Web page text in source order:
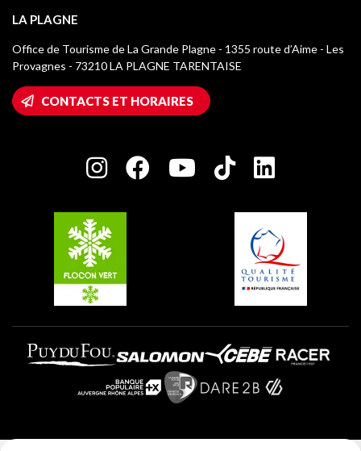
Taxe de séjour
Médiathèque
Logos La Plagne
Accès Wifi
Maison des Propriétaires
Charte des Acteurs Engagés
Champagny-en-Vanoise
Montchavin - Les Coches
Plagne 1800
Plagne Villages
Plagne Aime 2000
LA PLAGNE
Office de Tourisme de La Grande Plagne - 1355 route d’Aime - Les
Provagnes - 73210 LA PLAGNE TARENTAISE
CONTACTS ET HORAIRES